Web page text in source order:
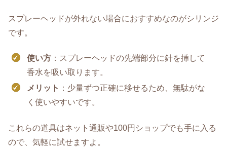
スプレーヘッドが外れない場合におすすめなのがシリンジ
です。
使い方 ：スプレーヘッドの先端部分に針を挿して
香水を吸い取ります。
メリット ：少量ずつ正確に移せるため、無駄がな
く使いやすいです。
これらの道具はネット通販や100円ショップでも手に入る
ので、気軽に試せますよ。